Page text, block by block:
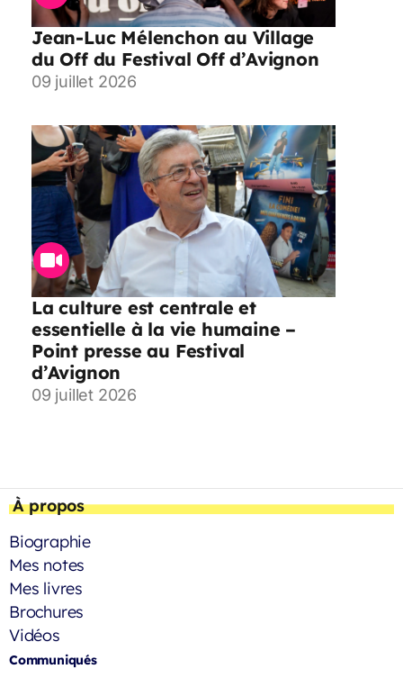
Jean-Luc Mélenchon au Village
du Off du Festival Off d’Avignon
09 juillet 2026
La culture est centrale et
essentielle à la vie humaine –
Point presse au Festival
d’Avignon
09 juillet 2026
À propos
Biographie
Mes notes
Mes livres
Brochures
Vidéos
Communiqués